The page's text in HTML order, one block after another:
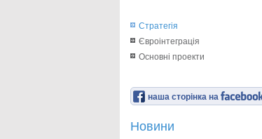
Стратегія
Євроінтеграція
Основні проекти
наша сторінка на
Новини